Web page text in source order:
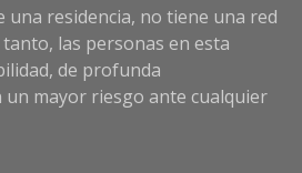
una residencia, no tiene una red
las personas en esta
de profunda
mayor riesgo ante cualquier